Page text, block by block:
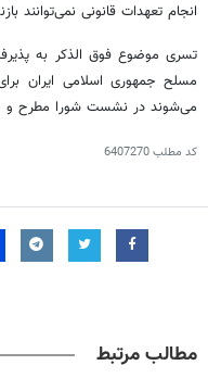
انجام تعهدات قانونی نمی‌توانند
تسری موضوع فوق الذکر به
مسلح جمهوری اسلامی ایران
می‌شوند در نشست شورا مطرح و
کد مطلب6407270
مطالب مرتبط